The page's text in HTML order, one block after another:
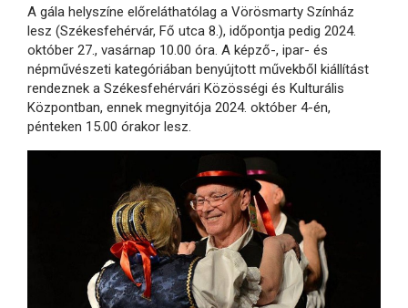
A gála helyszíne előreláthatólag a Vörösmarty Színház
lesz (Székesfehérvár, Fő utca 8.), időpontja pedig 2024.
október 27., vasárnap 10.00 óra. A képző-, ipar- és
népművészeti kategóriában benyújtott művekből kiállítást
rendeznek a Székesfehérvári Közösségi és Kulturális
Központban, ennek megnyitója 2024. október 4-én,
pénteken 15.00 órakor lesz.